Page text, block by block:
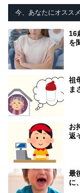
今、あなたにオスス
16
を
祖
ま
お
返
最
に